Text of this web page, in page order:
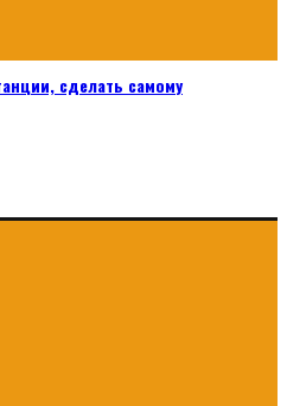
сделать самому